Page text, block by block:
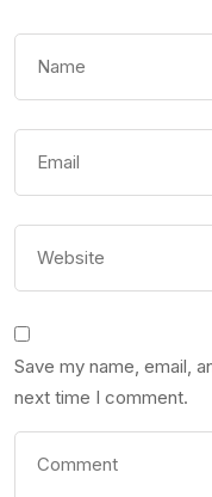
Save my name, email,
next time I comment.